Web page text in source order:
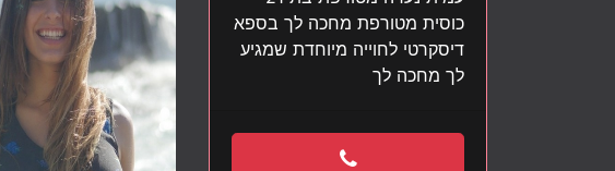
כוסית מטורפת מחכה לך בספא
דיסקרטי לחוייה מיוחדת שמגיע
לך מחכה לך